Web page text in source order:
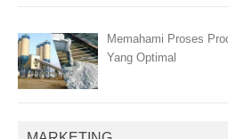
Memahami Proses
Yang Optimal